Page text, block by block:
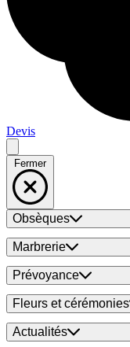
Devis
Fermer
Obsèques
Marbrerie
Prévoyance
Fleurs et cérémonies
Actualités